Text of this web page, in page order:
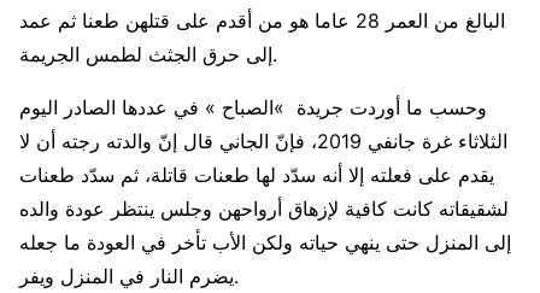
البالغ من العمر 28 عاما هو من أقدم على قتلهن طعنا ثم عمد
إلى حرق الجثث لطمس الجريمة.
وحسب ما أوردت جريدة »الصباح » في عددها الصادر اليوم
الثلاثاء غرة جانفي 2019، فإنّ الجاني قال إنّ والدته رجته أن لا
يقدم على فعلته إلا أنه سدّد لها طعنات قاتلة، ثم سدّد طعنات
لشقيقاته كانت كافية لإزهاق أرواحهن وجلس ينتظر عودة والده
إلى المنزل حتى ينهي حياته ولكن الأب تأخر في العودة ما جعله
يضرم النار في المنزل ويفر.